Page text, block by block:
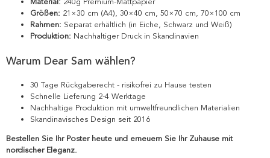
Größen: 21×30 cm (A4), 30×40 cm, 50×70 cm, 70×100 cm
Rahmen: Separat erhältlich (in Eiche, Schwarz und Weiß)
Produktion: Nachhaltiger Druck in Skandinavien
Warum Dear Sam wählen?
30 Tage Rückgaberecht - risikofrei zu Hause testen
Schnelle Lieferung 2-4 Werktage
Nachhaltige Produktion mit umweltfreundlichen Materialien
Skandinavisches Design seit 2016
Bestellen Sie Ihr Poster heute und erneuern Sie Ihr Zuhause mit
nordischer Eleganz.